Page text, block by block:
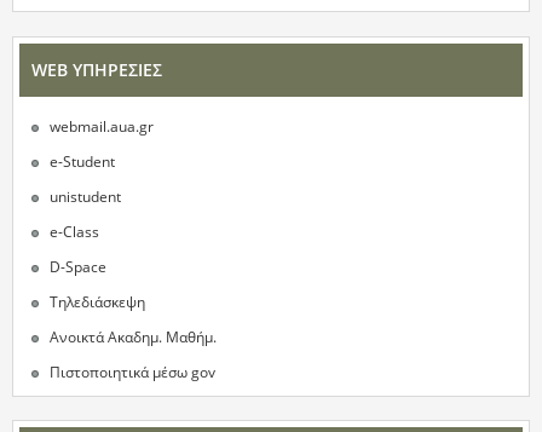
WEB ΥΠΗΡΕΣΙΕΣ
webmail.aua.gr
e-Student
unistudent
e-Class
D-Space
Τηλεδιάσκεψη
Ανοικτά Ακαδημ. Μαθήμ.
Πιστοποιητικά μέσω gov